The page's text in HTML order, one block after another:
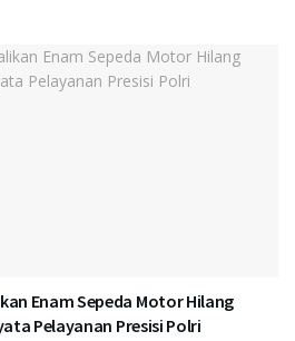
Enam Sepeda Motor Hilang
Pelayanan Presisi Polri